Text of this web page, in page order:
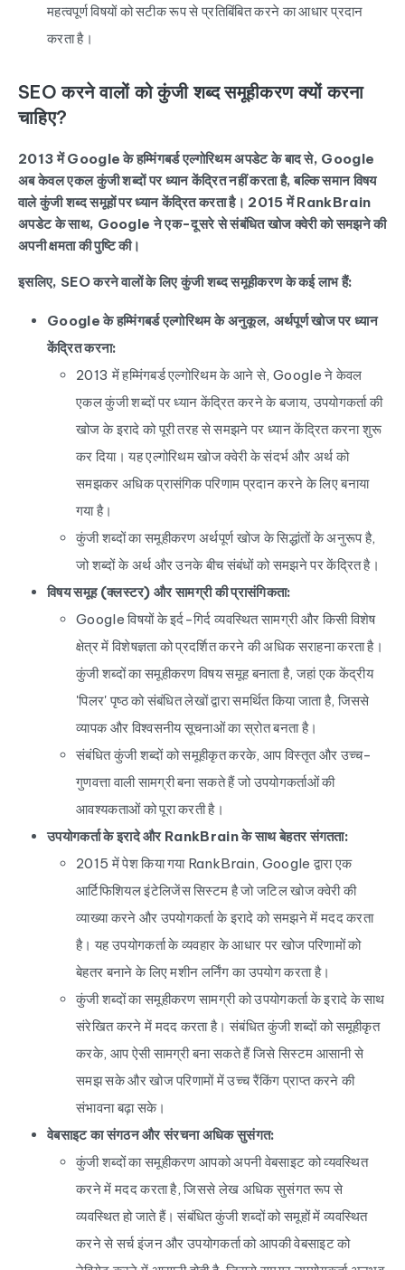
महत्वपूर्ण विषयों को सटीक रूप से प्रतिबिंबित करने का आधार प्रदान
करता है।
SEO करने वालों को कुंजी शब्द समूहीकरण क्यों करना
चाहिए?
2013 में Google के हम्मिंगबर्ड एल्गोरिथम अपडेट के बाद से, Google
अब केवल एकल कुंजी शब्दों पर ध्यान केंद्रित नहीं करता है, बल्कि समान विषय
वाले कुंजी शब्द समूहों पर ध्यान केंद्रित करता है। 2015 में RankBrain
अपडेट के साथ, Google ने एक-दूसरे से संबंधित खोज क्वेरी को समझने की
अपनी क्षमता की पुष्टि की।
इसलिए, SEO करने वालों के लिए कुंजी शब्द समूहीकरण के कई लाभ हैं:
Google के हम्मिंगबर्ड एल्गोरिथम के अनुकूल, अर्थपूर्ण खोज पर ध्यान
केंद्रित करना:
2013 में हम्मिंगबर्ड एल्गोरिथम के आने से, Google ने केवल
एकल कुंजी शब्दों पर ध्यान केंद्रित करने के बजाय, उपयोगकर्ता की
खोज के इरादे को पूरी तरह से समझने पर ध्यान केंद्रित करना शुरू
कर दिया। यह एल्गोरिथम खोज क्वेरी के संदर्भ और अर्थ को
समझकर अधिक प्रासंगिक परिणाम प्रदान करने के लिए बनाया
गया है।
कुंजी शब्दों का समूहीकरण अर्थपूर्ण खोज के सिद्धांतों के अनुरूप है,
जो शब्दों के अर्थ और उनके बीच संबंधों को समझने पर केंद्रित है।
विषय समूह (क्लस्टर) और सामग्री की प्रासंगिकता:
Google विषयों के इर्द-गिर्द व्यवस्थित सामग्री और किसी विशेष
क्षेत्र में विशेषज्ञता को प्रदर्शित करने की अधिक सराहना करता है।
कुंजी शब्दों का समूहीकरण विषय समूह बनाता है, जहां एक केंद्रीय
'पिलर' पृष्ठ को संबंधित लेखों द्वारा समर्थित किया जाता है, जिससे
व्यापक और विश्वसनीय सूचनाओं का स्रोत बनता है।
संबंधित कुंजी शब्दों को समूहीकृत करके, आप विस्तृत और उच्च-
गुणवत्ता वाली सामग्री बना सकते हैं जो उपयोगकर्ताओं की
आवश्यकताओं को पूरा करती है।
उपयोगकर्ता के इरादे और RankBrain के साथ बेहतर संगतता:
2015 में पेश किया गया RankBrain, Google द्वारा एक
आर्टिफिशियल इंटेलिजेंस सिस्टम है जो जटिल खोज क्वेरी की
व्याख्या करने और उपयोगकर्ता के इरादे को समझने में मदद करता
है। यह उपयोगकर्ता के व्यवहार के आधार पर खोज परिणामों को
बेहतर बनाने के लिए मशीन लर्निंग का उपयोग करता है।
कुंजी शब्दों का समूहीकरण सामग्री को उपयोगकर्ता के इरादे के साथ
संरेखित करने में मदद करता है। संबंधित कुंजी शब्दों को समूहीकृत
करके, आप ऐसी सामग्री बना सकते हैं जिसे सिस्टम आसानी से
समझ सके और खोज परिणामों में उच्च रैंकिंग प्राप्त करने की
संभावना बढ़ा सके।
वेबसाइट का संगठन और संरचना अधिक सुसंगत:
कुंजी शब्दों का समूहीकरण आपको अपनी वेबसाइट को व्यवस्थित
करने में मदद करता है, जिससे लेख अधिक सुसंगत रूप से
व्यवस्थित हो जाते हैं। संबंधित कुंजी शब्दों को समूहों में व्यवस्थित
करने से सर्च इंजन और उपयोगकर्ता को आपकी वेबसाइट को